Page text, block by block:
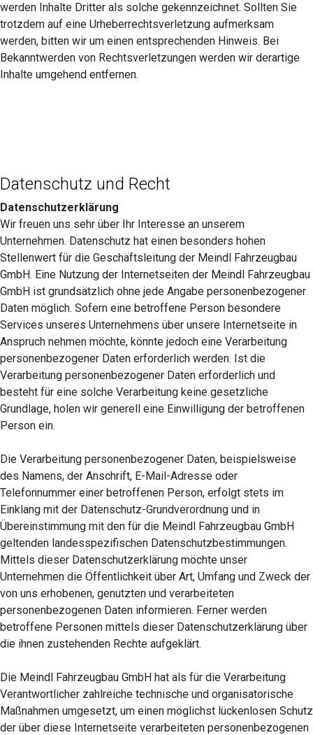
werden Inhalte Dritter als solche gekennzeichnet. Sollten Sie
trotzdem auf eine Urheberrechtsverletzung aufmerksam
werden, bitten wir um einen entsprechenden Hinweis. Bei
Bekanntwerden von Rechtsverletzungen werden wir derartige
Inhalte umgehend entfernen.
Datenschutz und Recht
Datenschutzerklärung
Wir freuen uns sehr über Ihr Interesse an unserem
Unternehmen. Datenschutz hat einen besonders hohen
Stellenwert für die Geschäftsleitung der Meindl Fahrzeugbau
GmbH. Eine Nutzung der Internetseiten der Meindl Fahrzeugbau
GmbH ist grundsätzlich ohne jede Angabe personenbezogener
Daten möglich. Sofern eine betroffene Person besondere
Services unseres Unternehmens über unsere Internetseite in
Anspruch nehmen möchte, könnte jedoch eine Verarbeitung
personenbezogener Daten erforderlich werden. Ist die
Verarbeitung personenbezogener Daten erforderlich und
besteht für eine solche Verarbeitung keine gesetzliche
Grundlage, holen wir generell eine Einwilligung der betroffenen
Person ein.
Die Verarbeitung personenbezogener Daten, beispielsweise
des Namens, der Anschrift, E-Mail-Adresse oder
Telefonnummer einer betroffenen Person, erfolgt stets im
Einklang mit der Datenschutz-Grundverordnung und in
Übereinstimmung mit den für die Meindl Fahrzeugbau GmbH
geltenden landesspezifischen Datenschutzbestimmungen.
Mittels dieser Datenschutzerklärung möchte unser
Unternehmen die Öffentlichkeit über Art, Umfang und Zweck der
von uns erhobenen, genutzten und verarbeiteten
personenbezogenen Daten informieren. Ferner werden
betroffene Personen mittels dieser Datenschutzerklärung über
die ihnen zustehenden Rechte aufgeklärt.
Die Meindl Fahrzeugbau GmbH hat als für die Verarbeitung
Verantwortlicher zahlreiche technische und organisatorische
Maßnahmen umgesetzt, um einen möglichst lückenlosen Schutz
der über diese Internetseite verarbeiteten personenbezogenen